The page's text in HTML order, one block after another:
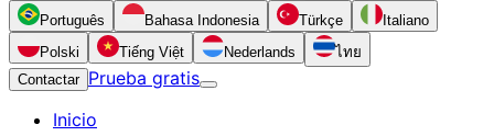
Português Bahasa Indonesia Türkçe
Italiano
Polski
Tiếng Việt Nederlands
ไทย
Contactar Prueba gratis
Inicio